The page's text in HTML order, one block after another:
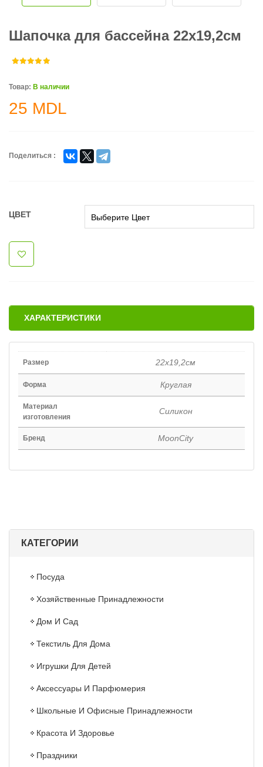
КАТЕГОРИИ
Посуда
Хозяйственные Принадлежности
Дом И Сад
Текстиль Для Дома
Игрушки Для Детей
Аксессуары И Парфюмерия
Школьные И Офисные Принадлежности
Красота И Здоровье
Праздники
Шапочка для бассейна 22x19,2cм
Товар: В наличии
25 MDL
Поделиться :
ЦВЕТ
ХАРАКТЕРИСТИКИ
Размер 22x19,2cм
Форма Круглая
Материал
изготовления
Силикон
Бренд MoonCity